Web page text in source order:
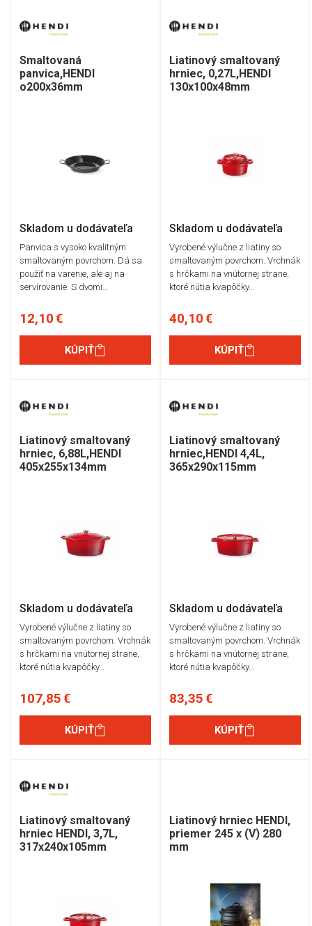
Smaltovaná
panvica,HENDI
o200x36mm
Skladom u dodávateľa
Panvica s vysoko kvalitným
smaltovaným povrchom. Dá sa
použiť na varenie, ale aj na
servírovanie. S dvomi…
12,10 €
KÚPIŤ
Liatinový smaltovaný
hrniec, 0,27L,HENDI
130x100x48mm
Skladom u dodávateľa
Vyrobené výlučne z liatiny so
smaltovaným povrchom. Vrchnák
s hrčkami na vnútornej strane,
ktoré nútia kvapôčky…
40,10 €
KÚPIŤ
Liatinový smaltovaný
hrniec, 6,88L,HENDI
405x255x134mm
Skladom u dodávateľa
Vyrobené výlučne z liatiny so
smaltovaným povrchom. Vrchnák
s hrčkami na vnútornej strane,
ktoré nútia kvapôčky…
107,85 €
KÚPIŤ
Liatinový smaltovaný
hrniec,HENDI 4,4L,
365x290x115mm
Skladom u dodávateľa
Vyrobené výlučne z liatiny so
smaltovaným povrchom. Vrchnák
s hrčkami na vnútornej strane,
ktoré nútia kvapôčky…
83,35 €
KÚPIŤ
Liatinový smaltovaný
hrniec HENDI, 3,7L,
317x240x105mm
Liatinový hrniec HENDI,
priemer 245 x (V) 280
mm